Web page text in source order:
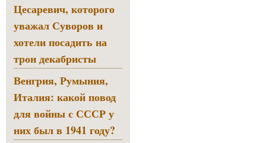
Цесаревич, которого
уважал Суворов и
хотели посадить на
трон декабристы
Венгрия, Румыния,
Италия: какой повод
для войны с СССР у
них был в 1941 году?